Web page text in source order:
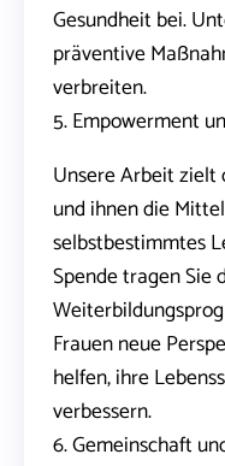
Gesundheit bei.
präventive
verbreiten.
5. Empowerment
Unsere Arbeit zielt
und ihnen die
selbstbestimmtes
Spende tragen Sie
Frauen neue
helfen, ihre
verbessern.
6. Gemeinschaft